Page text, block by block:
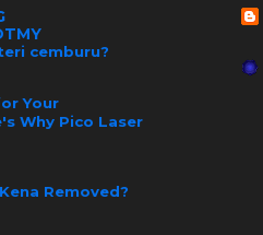
cemburu?
Your
Why Pico Laser
Removed?